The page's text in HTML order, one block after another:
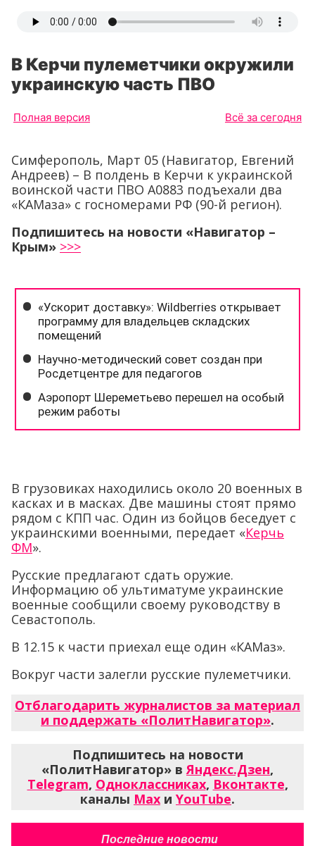
В Керчи пулеметчики окружили
украинскую часть ПВО
Полная версия Всё за сегодня
Симферополь, Март 05 (Навигатор, Евгений
Андреев) – В полдень в Керчи к украинской
воинской части ПВО А0883 подъехали два
«КАМаза» с госномерами РФ (90-й регион).
Подпишитесь на новости «Навигатор –
Крым» >>>
В грузовиках находились около 20 военных в
касках и в масках. Две машины стоят прямо
рядом с КПП час. Один из бойцов беседует с
украинскими военными, передает «Керчь
ФМ».
Русские предлагают сдать оружие.
Информацию об ультиматуме украинские
военные сообщили своему руководству в
Севастополь.
В 12.15 к части приехал еще один «КАМаз».
Вокруг части залегли русские пулеметчики.
Отблагодарить журналистов за материал
и поддержать «ПолитНавигатор».
Подпишитесь на новости
«ПолитНавигатор» вЯндекс.Дзен,
Telegram, Одноклассниках, Вконтакте,
каналы Max и YouTube.
Последние новости